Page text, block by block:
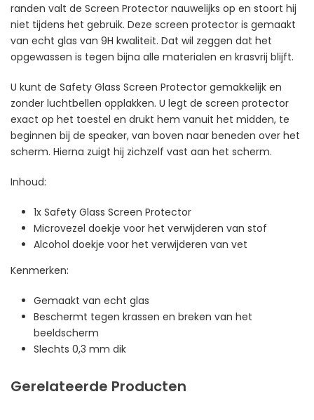
randen valt de Screen Protector nauwelijks op en stoort hij
niet tijdens het gebruik. Deze screen protector is gemaakt
van echt glas van 9H kwaliteit. Dat wil zeggen dat het
opgewassen is tegen bijna alle materialen en krasvrij blijft.
U kunt de Safety Glass Screen Protector gemakkelijk en
zonder luchtbellen opplakken. U legt de screen protector
exact op het toestel en drukt hem vanuit het midden, te
beginnen bij de speaker, van boven naar beneden over het
scherm. Hierna zuigt hij zichzelf vast aan het scherm.
Inhoud:
1x Safety Glass Screen Protector
Microvezel doekje voor het verwijderen van stof
Alcohol doekje voor het verwijderen van vet
Kenmerken:
Gemaakt van echt glas
Beschermt tegen krassen en breken van het
beeldscherm
Slechts 0,3 mm dik
Gerelateerde Producten